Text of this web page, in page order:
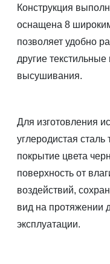
Конструкция
оснащена 8
позволяет удобно
другие
высушивания.
Для изготовления
углеродистая
покрытие цвета
поверхность от
воздействий,
вид на протяжении
эксплуатации.